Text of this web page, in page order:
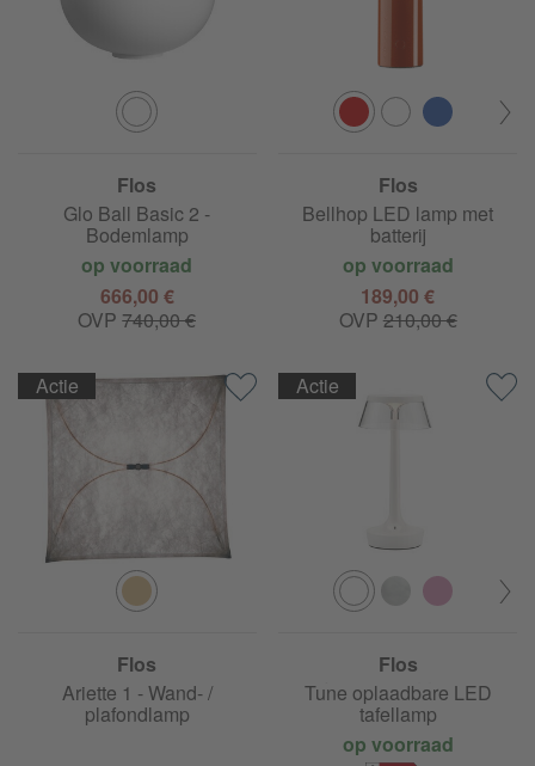
Flos
Glo Ball Basic 2 -
Bodemlamp
op voorraad
666,00 €
OVP740,00 €
Flos
Bellhop LED lamp met
batterij
op voorraad
189,00 €
OVP 210,00 €
Flos
Ariette 1 - Wand- /
plafondlamp
Actie
Flos
Bon jour Unplugged Color
Tune oplaadbare LED
tafellamp
op voorraad
Actie